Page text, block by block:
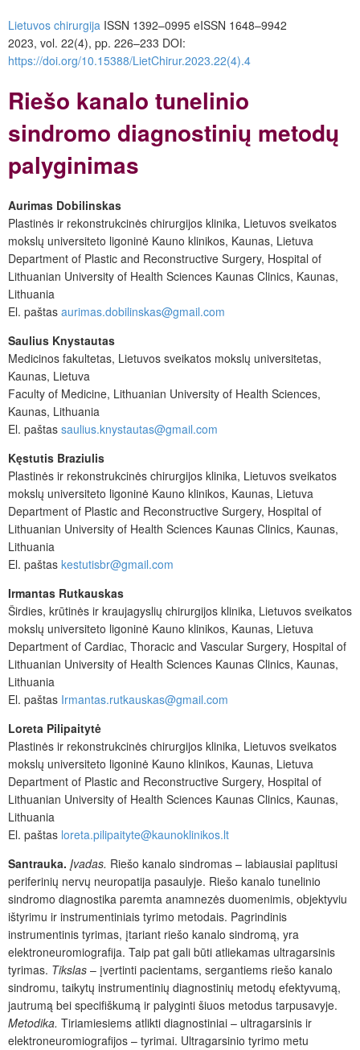
Lietuvos chirurgija ISSN 1392–0995 eISSN 1648–9942
2023, vol. 22(4), pp. 226–233 DOI:
https://doi.org/10.15388/LietChirur.2023.22(4).4
Riešo kanalo tunelinio
sindromo diagnostinių metodų
palyginimas
Aurimas Dobilinskas
Plastinės ir rekonstrukcinės chirurgijos klinika, Lietuvos sveikatos
mokslų universiteto ligoninė Kauno klinikos, Kaunas, Lietuva
Department of Plastic and Reconstructive Surgery, Hospital of
Lithuanian University of Health Sciences Kaunas Clinics, Kaunas,
Lithuania
El. paštas aurimas.dobilinskas@gmail.com
Saulius Knystautas
Medicinos fakultetas, Lietuvos sveikatos mokslų universitetas,
Kaunas, Lietuva
Faculty of Medicine, Lithuanian University of Health Sciences,
Kaunas, Lithuania
El. paštas saulius.knystautas@gmail.com
Kęstutis Braziulis
Plastinės ir rekonstrukcinės chirurgijos klinika, Lietuvos sveikatos
mokslų universiteto ligoninė Kauno klinikos, Kaunas, Lietuva
Department of Plastic and Reconstructive Surgery, Hospital of
Lithuanian University of Health Sciences Kaunas Clinics, Kaunas,
Lithuania
El. paštas kestutisbr@gmail.com
Irmantas Rutkauskas
Širdies, krūtinės ir kraujagyslių chirurgijos klinika, Lietuvos sveikatos
mokslų universiteto ligoninė Kauno klinikos, Kaunas, Lietuva
Department of Cardiac, Thoracic and Vascular Surgery, Hospital of
Lithuanian University of Health Sciences Kaunas Clinics, Kaunas,
Lithuania
El. paštas Irmantas.rutkauskas@gmail.com
Loreta Pilipaitytė
Plastinės ir rekonstrukcinės chirurgijos klinika, Lietuvos sveikatos
mokslų universiteto ligoninė Kauno klinikos, Kaunas, Lietuva
Department of Plastic and Reconstructive Surgery, Hospital of
Lithuanian University of Health Sciences Kaunas Clinics, Kaunas,
Lithuania
El. paštas loreta.pilipaityte@kaunoklinikos.lt
Santrauka. Įvadas. Riešo kanalo sindromas – labiausiai paplitusi
periferinių nervų neuropatija pasaulyje. Riešo kanalo tunelinio
sindromo diagnostika paremta anamnezės duomenimis, objektyviu
ištyrimu ir instrumentiniais tyrimo metodais. Pagrindinis
instrumentinis tyrimas, įtariant riešo kanalo sindromą, yra
elektroneuromiografija. Taip pat gali būti atliekamas ultragarsinis
tyrimas. Tikslas – įvertinti pacientams, sergantiems riešo kanalo
sindromu, taikytų instrumentinių diagnostinių metodų efektyvumą,
jautrumą bei specifiškumą ir palyginti šiuos metodus tarpusavyje.
Metodika. Tiriamiesiems atlikti diagnostiniai – ultragarsinis ir
elektroneuromiografijos – tyrimai. Ultragarsinio tyrimo metu